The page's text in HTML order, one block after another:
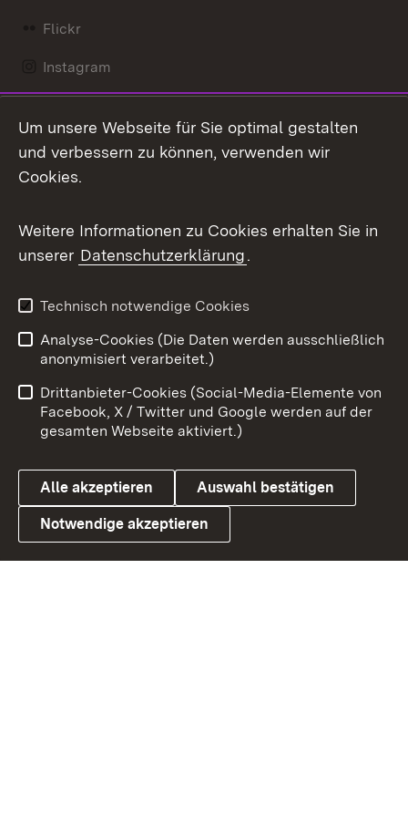
Flickr
Instagram
Mastodon
Messenger
Social Wall
X / Twitter
Youtube
Link zum Landesportal
Benutzungshinweise
Barrierefreiheit
Datenschutz
Cookies
Um unsere Webseite für Sie optimal gestalten
und verbessern zu können, verwenden wir
Cookies.
Weitere Informationen zu Cookies erhalten Sie in
unserer Datenschutzerklärung.
Technisch notwendige Cookies
Analyse-Cookies (Die Daten werden ausschließlich
anonymisiert verarbeitet.)
Drittanbieter-Cookies (Social-Media-Elemente von
Facebook, X / Twitter und Google werden auf der
gesamten Webseite aktiviert.)
Alle akzeptieren Auswahl bestätigen
Notwendige akzeptieren